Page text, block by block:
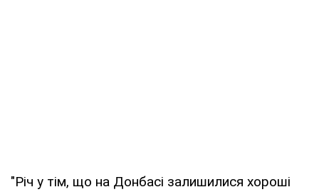
"Річ у тім, що на Донбасі залишилися хороші